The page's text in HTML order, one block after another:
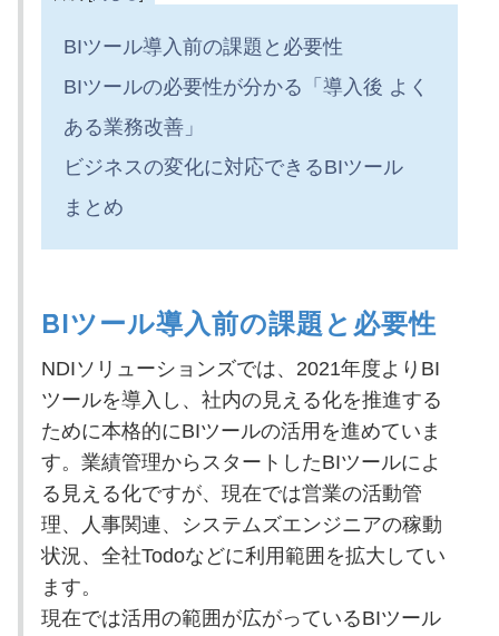
BIツール導入前の課題と必要性
BIツールの必要性が分かる「導入後 よく
ある業務改善」
ビジネスの変化に対応できるBIツール
まとめ
BIツール導入前の課題と必要性
NDIソリューションズでは、2021年度よりBI
ツールを導入し、社内の見える化を推進する
ために本格的にBIツールの活用を進めていま
す。業績管理からスタートしたBIツールによ
る見える化ですが、現在では営業の活動管
理、人事関連、システムズエンジニアの稼動
状況、全社Todoなどに利用範囲を拡大してい
ます。
現在では活用の範囲が広がっているBIツール